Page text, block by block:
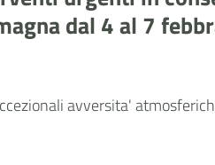
dal 4 al 7
avversita'